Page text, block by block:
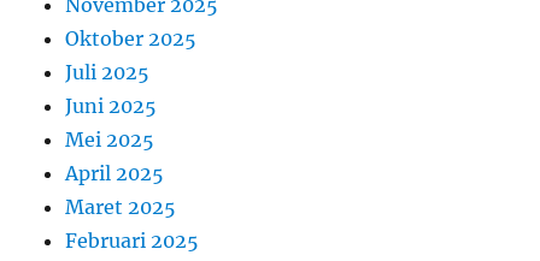
November 2025
Oktober 2025
Juli 2025
Juni 2025
Mei 2025
April 2025
Maret 2025
Februari 2025